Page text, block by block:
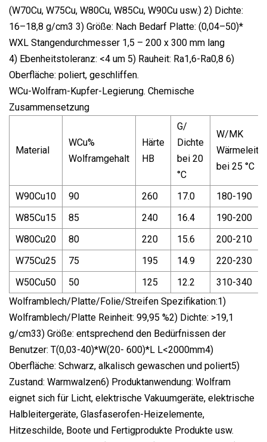
(W70Cu, W75Cu, W80Cu, W85Cu, W90Cu usw.) 2) Dichte:
16–18,8 g/cm3 3) Größe: Nach Bedarf Platte: (0,04–50)*
WXL Stangendurchmesser 1,5 – 200 x 300 mm lang
4) Ebenheitstoleranz: <4 um 5) Rauheit: Ra1,6-Ra0,8 6)
Oberfläche: poliert, geschliffen.
WCu-Wolfram-Kupfer-Legierung. Chemische
Zusammensetzung
Material
WCu%
Wolframgehalt
Härte
HB
G/
Dichte
bei 20
°C
W/MK
bei 25 °C
W90Cu10 90 260 17.0
180-190
W85Cu15
85 240 16.4
190-200
W80Cu20
80 220 15.6
200-210
W75Cu25
75 195 14.9
220-230
W50Cu50
50 125 12.2
310-340
Wolframblech/Platte/Folie/Streifen Spezifikation:1)
Wolframblech/Platte Reinheit: 99,95 %2) Dichte: >19,1
g/cm33) Größe: entsprechend den Bedürfnissen der
Benutzer: T(0,03-40)*W(20- 600)*L L<2000mm4)
Oberfläche: Schwarz, alkalisch gewaschen und poliert5)
Zustand: Warmwalzen6) Produktanwendung: Wolfram
eignet sich für Licht, elektrische Vakuumgeräte, elektrische
Halbleitergeräte, Glasfaserofen-Heizelemente,
Hitzeschilde, Boote und Fertigprodukte Produkte usw.